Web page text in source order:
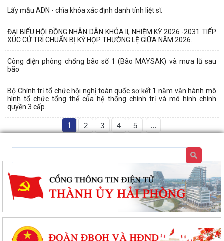
Lấy mẫu ADN - chìa khóa xác định danh tính liệt sĩ.
ĐẠI BIỂU HỘI ĐỒNG NHÂN DÂN KHÓA II, NHIỆM KỲ 2026 -2031 TIẾP
XÚC CỬ TRI CHUẨN BỊ KỲ HỌP THƯỜNG LỆ GIỮA NĂM 2026.
Công điện phòng chống bão số 1 (Bão MAYSAK) và mưa lũ sau
bão
Bộ Chính trị tổ chức hội nghị toàn quốc sơ kết 1 năm vận hành mô
hình tổ chức tổng thể của hệ thống chính trị và mô hình chính
quyền 3 cấp.
1 2 3 4 5 ...